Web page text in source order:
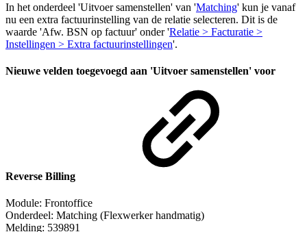
In het onderdeel 'Uitvoer samenstellen' van 'Matching' kun je vanaf
nu een extra factuurinstelling van de relatie selecteren. Dit is de
waarde 'Afw. BSN op factuur' onder 'Relatie > Facturatie >
Instellingen > Extra factuurinstellingen'.
Nieuwe velden toegevoegd aan 'Uitvoer samenstellen' voor
Reverse Billing
Module: Frontoffice
Onderdeel: Matching (Flexwerker handmatig)
Melding: 539891